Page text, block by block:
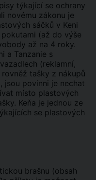
týkající se ochrany
novému zákonu je
sáčků v Keni
(až do výše
až na 4 roky.
a Tanzanie s
(reklamní,
tašky z nákupů
jsou povinni je nechat
místo plastových
Keňa je jednou ze
se plastových
brašnu (obsah